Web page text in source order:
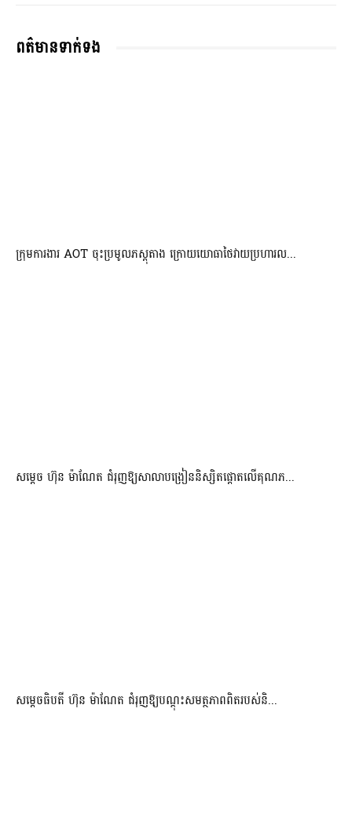
ពត៌មានទាក់ទង
ក្រុមការងារ AOT ចុះប្រមូលភស្តុតាង ក្រោយយោធាថៃវាយប្រហារល...
សម្តេច ហ៊ុន ម៉ាណែត ជំរុញឱ្យសាលាបង្រៀននិស្សិតផ្តោតលើគុណភ...
សម្តេចធិបតី ហ៊ុន ម៉ាណែត ជំរុញឱ្យបណ្តុះសមត្ថភាពពិតរបស់និ...